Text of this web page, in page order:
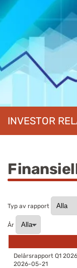
INVESTOR
Typ av rapport
År
Delårsrapport Q1 2026
2026-05-21